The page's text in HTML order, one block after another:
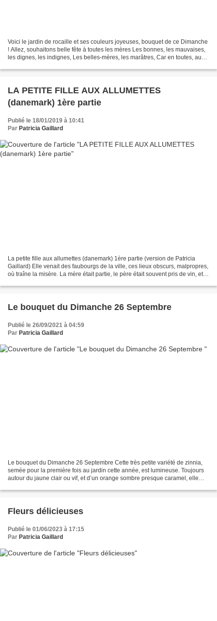
Voici le jardin de rocaille et ses couleurs joyeuses, bouquet de ce Dimanche
! Allez, souhaitons belle fête à toutes les mères Les bonnes, les mauvaises,
les dignes, les indignes, Les belles-mères, les marâtres, Car en toutes, au
LA PETITE FILLE AUX ALLUMETTES
(danemark) 1ère partie
Publié le 18/01/2019 à 10:41
Par Patricia Gaillard
La petite fille aux allumettes (danemark) 1ère partie (version de Patricia
Gaillard) Elle venait des faubourgs de la ville, ces lieux obscurs, malpropres,
où traîne la misère. La mère était partie, le père était souvent pris de vin, et il
Le bouquet du Dimanche 26 Septembre
Publié le 26/09/2021 à 04:59
Par Patricia Gaillard
Le bouquet du Dimanche 26 Septembre Cette très petite variété de zinnia,
semée pour la première fois au jardin cette année, est lumineuse. Toujours
autour du jaune clair ou vif, et d’un orange sombre presque caramel, elle
Fleurs délicieuses
Publié le 01/06/2023 à 17:15
Par Patricia Gaillard